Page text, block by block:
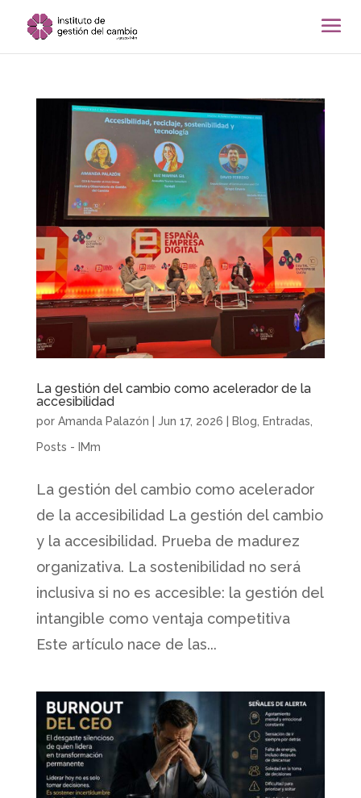
La gestión del cambio como acelerador de la
accesibilidad
por Amanda Palazón Jun 17, 2026 Blog Entradas
Posts - IMm
La gestión del cambio como acelerador
de la accesibilidad La gestión del cambio
y la accesibilidad. Prueba de madurez
organizativa. La sostenibilidad no será
inclusiva si no es accesible: la gestión del
intangible como ventaja competitiva
Este artículo nace de las...